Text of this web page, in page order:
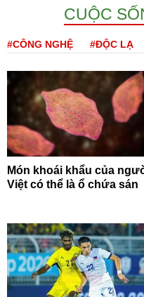
CUỘC
#CÔNG NGHỆ #ĐỘC LẠ
Món khoái khẩu của
Việt có thể là ổ chứa sán